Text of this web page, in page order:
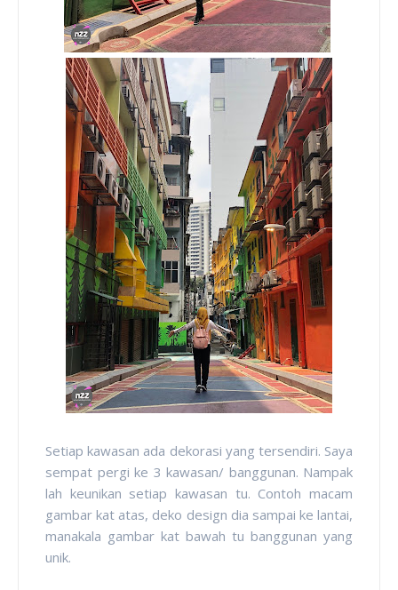
Setiap kawasan ada dekorasi yang tersendiri. Saya
sempat pergi ke 3 kawasan/ banggunan. Nampak
lah keunikan setiap kawasan tu. Contoh macam
gambar kat atas, deko design dia sampai ke lantai,
manakala gambar kat bawah tu banggunan yang
unik.